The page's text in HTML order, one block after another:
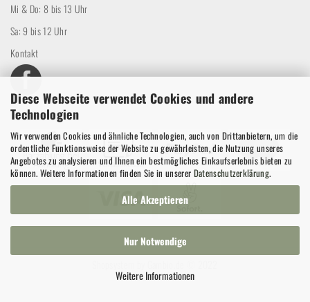
Diese Webseite verwendet Cookies und andere
Technologien
Wir verwenden Cookies und ähnliche Technologien, auch von Drittanbietern, um die
ordentliche Funktionsweise der Website zu gewährleisten, die Nutzung unseres
Angebotes zu analysieren und Ihnen ein bestmögliches Einkaufserlebnis bieten zu
können. Weitere Informationen finden Sie in unserer Datenschutzerklärung.
Alle Akzeptieren
Nur Notwendige
Weitere Informationen
Mi & Do: 8 bis 13 Uhr
Sa: 9 bis 12 Uhr
Kontakt